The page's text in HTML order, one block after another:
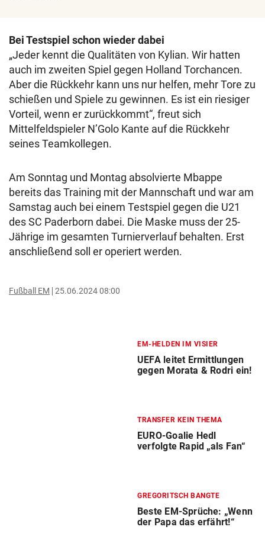
Bei Testspiel schon wieder dabei
„Jeder kennt die Qualitäten von Kylian. Wir hatten
auch im zweiten Spiel gegen Holland Torchancen.
Aber die Rückkehr kann uns nur helfen, mehr Tore zu
schießen und Spiele zu gewinnen. Es ist ein riesiger
Vorteil, wenn er zurückkommt“, freut sich
Mittelfeldspieler N’Golo Kante auf die Rückkehr
seines Teamkollegen.
Am Sonntag und Montag absolvierte Mbappe
bereits das Training mit der Mannschaft und war am
Samstag auch bei einem Testspiel gegen die U21
des SC Paderborn dabei. Die Maske muss der 25-
Jährige im gesamten Turnierverlauf behalten. Erst
anschließend soll er operiert werden.
Fußball EM 25.06.2024 08:00
EM-HELDEN IM VISIER
UEFA leitet Ermittlungen
gegen Morata & Rodri ein!
TRANSFER KEIN THEMA
EURO-Goalie Hedl
verfolgte Rapid „als Fan“
GREGORITSCH BANGTE
Beste EM-Sprüche: „Wenn
der Papa das erfährt!“